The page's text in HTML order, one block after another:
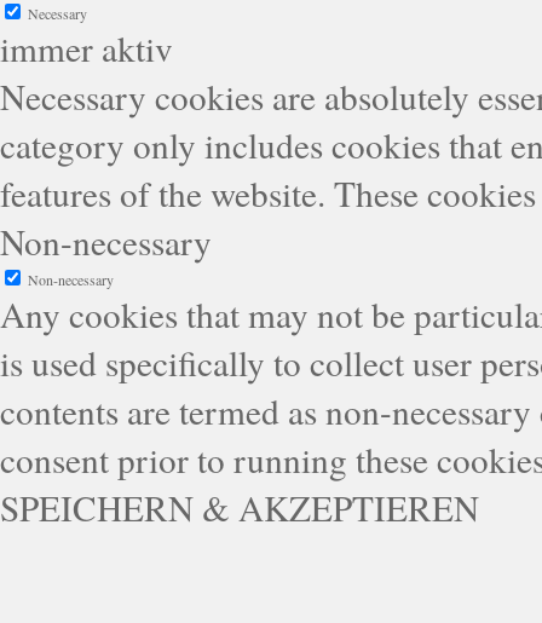
Necessary
immer aktiv
Necessary cookies are absolutely
category only includes cookies that
features of the website. These
Non-necessary
Non-necessary
Any cookies that may not be
is used specifically to collect user
contents are termed as non-
consent prior to running these
SPEICHERN & AKZEPTIEREN